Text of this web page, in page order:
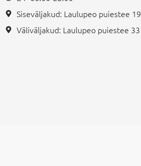
Siseväljakud: Laulupeo puiestee 19
Väliväljakud: Laulupeo puiestee 33